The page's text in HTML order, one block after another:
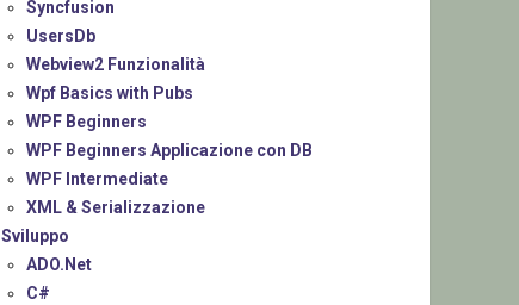
Syncfusion
UsersDb
Webview2 Funzionalità
Wpf Basics with Pubs
WPF Beginners
WPF Beginners Applicazione con DB
WPF Intermediate
XML & Serializzazione
Sviluppo
ADO.Net
C#